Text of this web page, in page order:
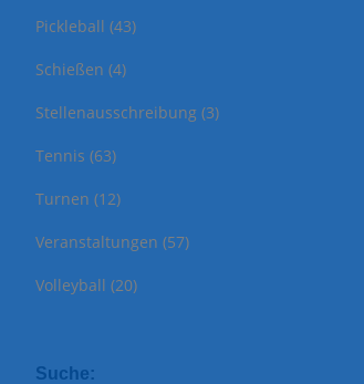
Pickleball (43)
Schießen (4)
Stellenausschreibung (3)
Tennis (63)
Turnen (12)
Veranstaltungen (57)
Volleyball (20)
Suche: